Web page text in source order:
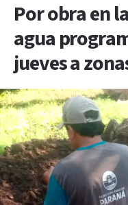
Por obra en
agua
jueves a